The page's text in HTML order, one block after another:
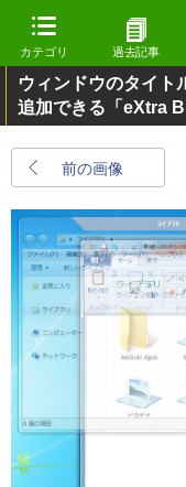
カテゴリ 過去記事
ウィンドウのタイト
追加できる「eXtra
前の画像